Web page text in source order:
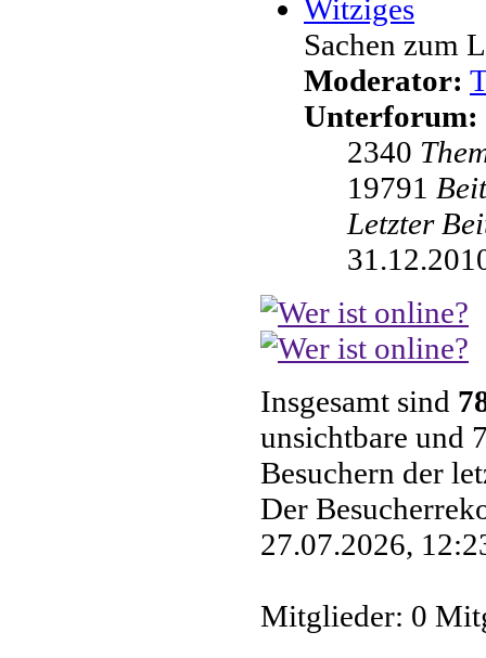
Witziges
Sachen zum
Moderator:
Unterforum:
2340
19791
Letzter
Insgesamt sind
unsichtbare und
Besuchern der
Der
27.07.2026,
Mitglieder: 0